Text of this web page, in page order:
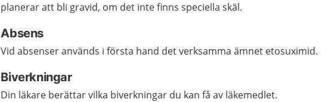
planerar att bli gravid, om det inte finns speciella skäl.
Absens
Vid absenser används i första hand det verksamma ämnet etosuximid.
Biverkningar
Din läkare berättar vilka biverkningar du kan få av läkemedlet.